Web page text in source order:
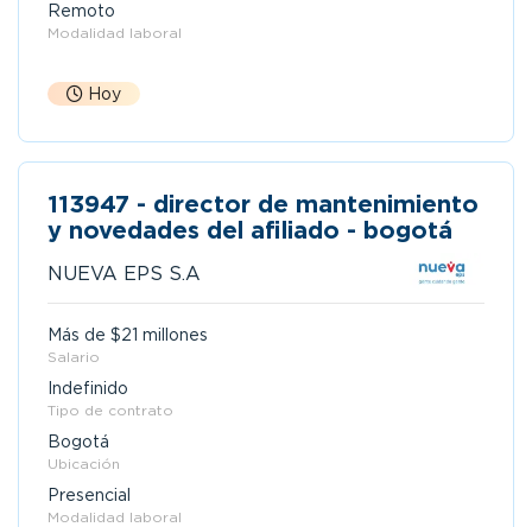
Remoto
Modalidad laboral
Hoy
113947 - director de mantenimiento
y novedades del afiliado - bogotá
NUEVA EPS S.A
Más de $21 millones
Salario
Indefinido
Tipo de contrato
Bogotá
Ubicación
Presencial
Modalidad laboral